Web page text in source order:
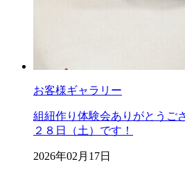
お客様ギャラリー
組紐作り体験会ありがとうご
２８日（土）です！
2026年02月17日